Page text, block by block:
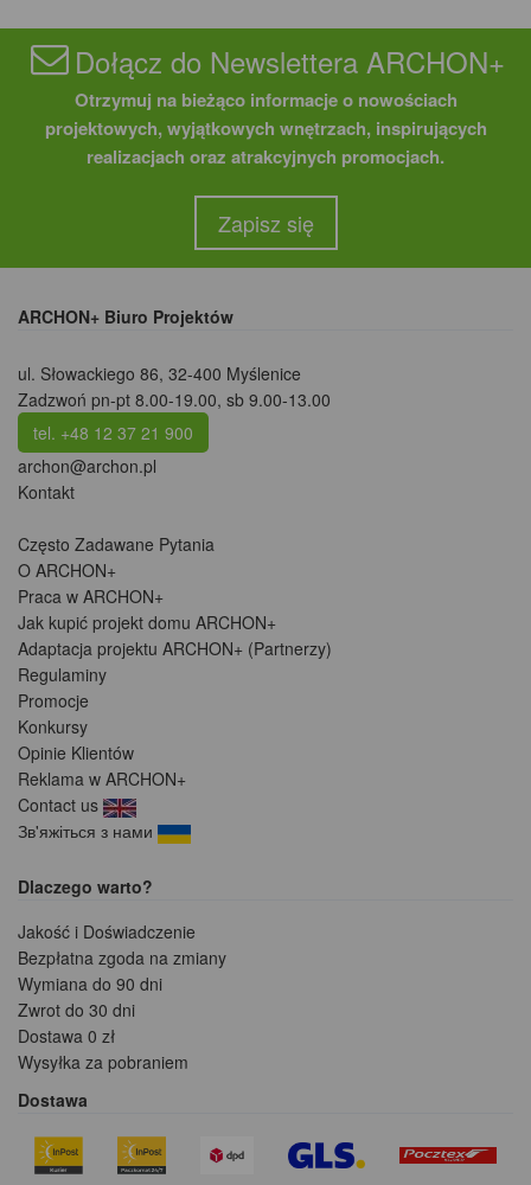
Dołącz do Newslettera ARCHON+
Otrzymuj na bieżąco informacje o nowościach
projektowych, wyjątkowych wnętrzach, inspirujących
realizacjach oraz atrakcyjnych promocjach.
Zapisz się
ARCHON+ Biuro Projektów
ul. Słowackiego 86, 32-400 Myślenice
Zadzwoń pn-pt 8.00-19.00, sb 9.00-13.00
tel. +48 12 37 21 900
archon@archon.pl
Kontakt
Często Zadawane Pytania
O ARCHON+
Praca w ARCHON+
Jak kupić projekt domu ARCHON+
Adaptacja projektu ARCHON+ (Partnerzy)
Regulaminy
Promocje
Konkursy
Opinie Klientów
Reklama w ARCHON+
Contact us
Зв'яжіться з нами
Dlaczego warto?
Jakość i Doświadczenie
Bezpłatna zgoda na zmiany
Wymiana do 90 dni
Zwrot do 30 dni
Dostawa 0 zł
Wysyłka za pobraniem
Dostawa